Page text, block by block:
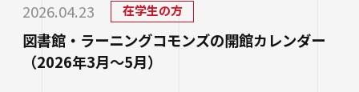
オープンカレッジ
たいし塾
2026.04.23 在学生の方
図書館・ラーニングコモンズの開館カレンダー
（2026年3月～5月）